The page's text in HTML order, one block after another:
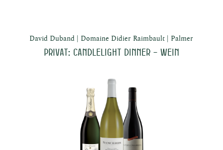
in
David Duband Domaine Didier Raimbault Palmer
Privat: Candlelight Dinner – Wein